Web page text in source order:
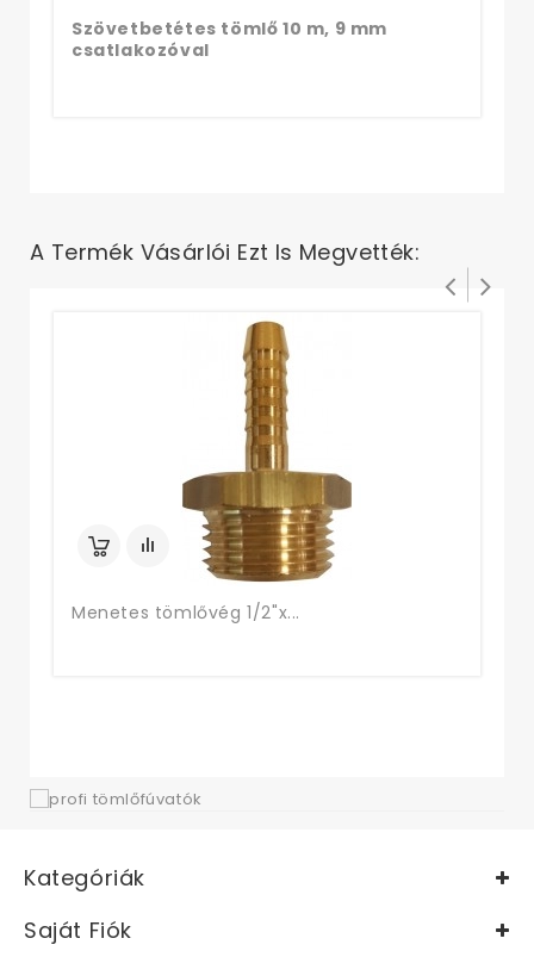
Szövetbetétes tömlő 10 m, 9 mm
csatlakozóval
A Termék Vásárlói Ezt Is Megvették:
Menetes tömlővég 1/2"x...
Kategóriák
Saját Fiók